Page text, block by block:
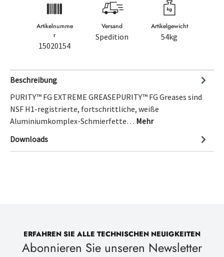
Artikelnumme
r
15020154
Versand
Spedition
Artikelgewicht
54kg
Beschreibung
PURITY™ FG EXTREME GREASEPURITY™ FG Greases sind
NSF H1-registrierte, fortschrittliche, weiße
Aluminiumkomplex-Schmierfette… Mehr
Downloads
ERFAHREN SIE ALLE TECHNISCHEN NEUIGKEITEN
Abonnieren Sie unseren Newsletter